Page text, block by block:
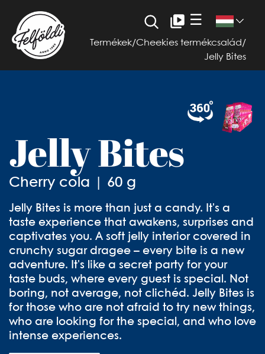
☰
Termékek/Cheekies termékcsalád /
Jelly Bites
Jelly Bites
Cherry cola | 60 g
Jelly Bites is more than just a candy. It's a
taste experience that awakens, surprises and
captivates you. A soft jelly interior covered in
crunchy sugar dragee – every bite is a new
adventure. It's like a secret party for your
taste buds, where every guest is special. Not
boring, not average, not clichéd. Jelly Bites is
for those who are not afraid to try new things,
who are looking for the special, and who love
intense experiences.